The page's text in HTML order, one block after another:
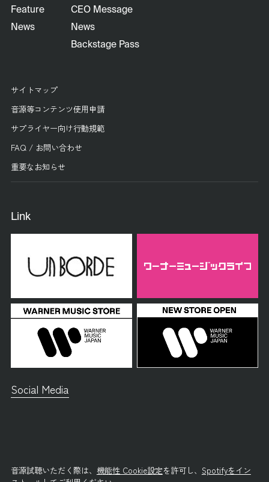
Feature
News
CEO Message
News
Backstage Pass
サイトマップ
音源等コンテンツ使用申請
サプライヤー向け行動規範
FAQ / お問い合わせ
重要なお知らせ
Link
Social Media
音源試聴いただく際は、 機能性 Cookie設定を許可し、 Spotifyをイン